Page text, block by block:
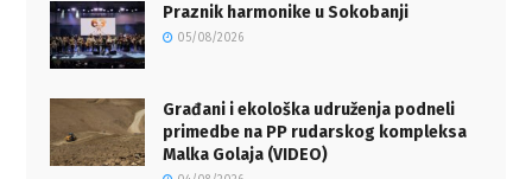
Praznik harmonike u Sokobanji
05/08/2026
Građani i ekološka udruženja podneli
primedbe na PP rudarskog kompleksa
Malka Golaja (VIDEO)